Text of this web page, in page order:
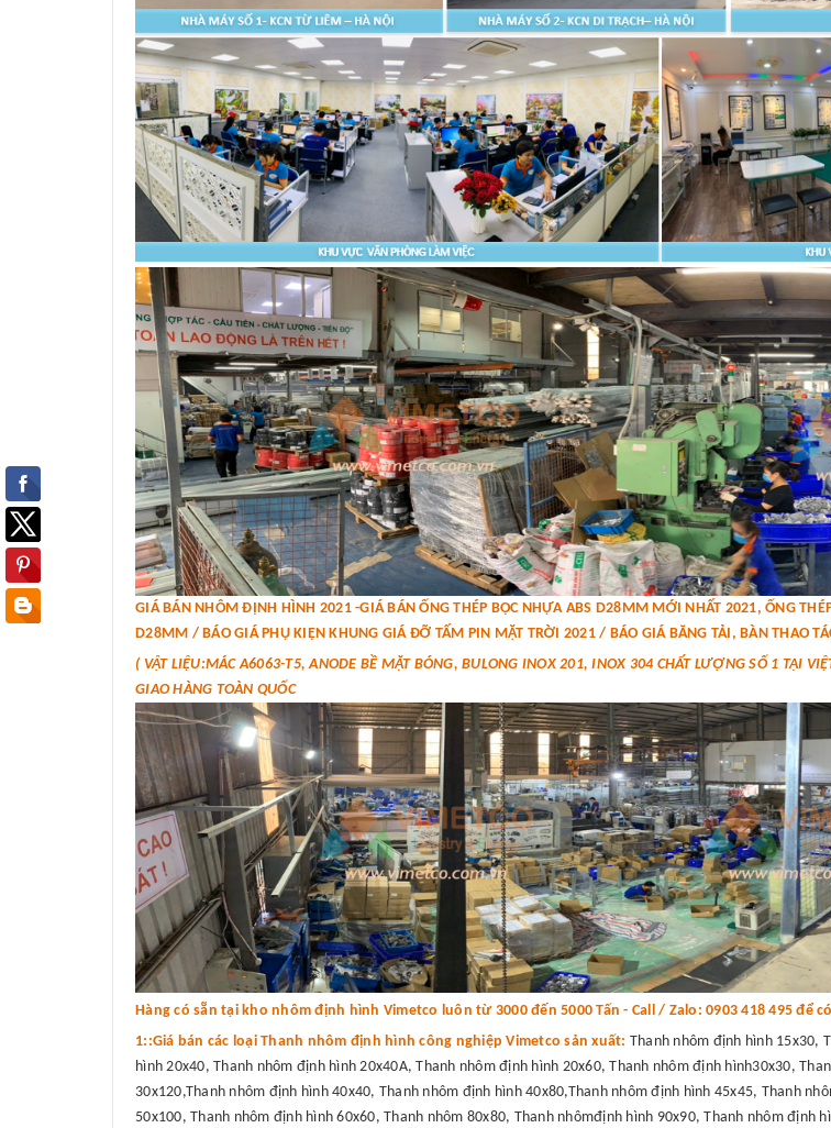
GIÁ BÁN NHÔM ĐỊNH HÌNH 2021 -GIÁ BÁN ỐNG THÉP BỌC NHỰA ABS D28MM MỚI NHẤT 2021, ỐNG
D28MM / BÁO GIÁ PHỤ KIỆN KHUNG GIÁ ĐỠ TẤM PIN MẶT TRỜI 2021 / BÁO GIÁ BĂNG TẢI, BÀN THAO
( VẬT LIỆU:MÁC A6063-T5, ANODE BỀ MẶT BÓNG, BULONG INOX 201, INOX 304 CHẤT LƯỢNG SỐ 1 TẠI
GIAO HÀNG TOÀN QUỐC
Hàng có sẵn tại kho nhôm định hình Vimetco luôn từ 3000 đến 5000 Tấn - Call / Zalo: 0903 418 495 để
1::Giá bán các loại Thanh nhôm định hình công nghiệp Vimetco sản xuất: Thanh nhôm định hình 15x30,
hình 20x40, Thanh nhôm định hình 20x40A, Thanh nhôm định hình 20x60, Thanh nhôm định hình30x30,
30x120,Thanh nhôm định hình 40x40, Thanh nhôm định hình 40x80,Thanh nhôm định hình 45x45, Thanh
50x100, Thanh nhôm định hình 60x60, Thanh nhôm 80x80, Thanh nhômđịnh hình 90x90, Thanh nhôm